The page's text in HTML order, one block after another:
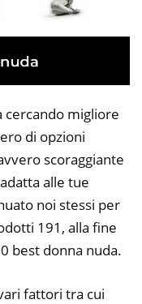
cercando migliore
di opzioni
scoraggiante
alle tue
noi stessi per
191, alla fine
best donna nuda.
fattori tra cui